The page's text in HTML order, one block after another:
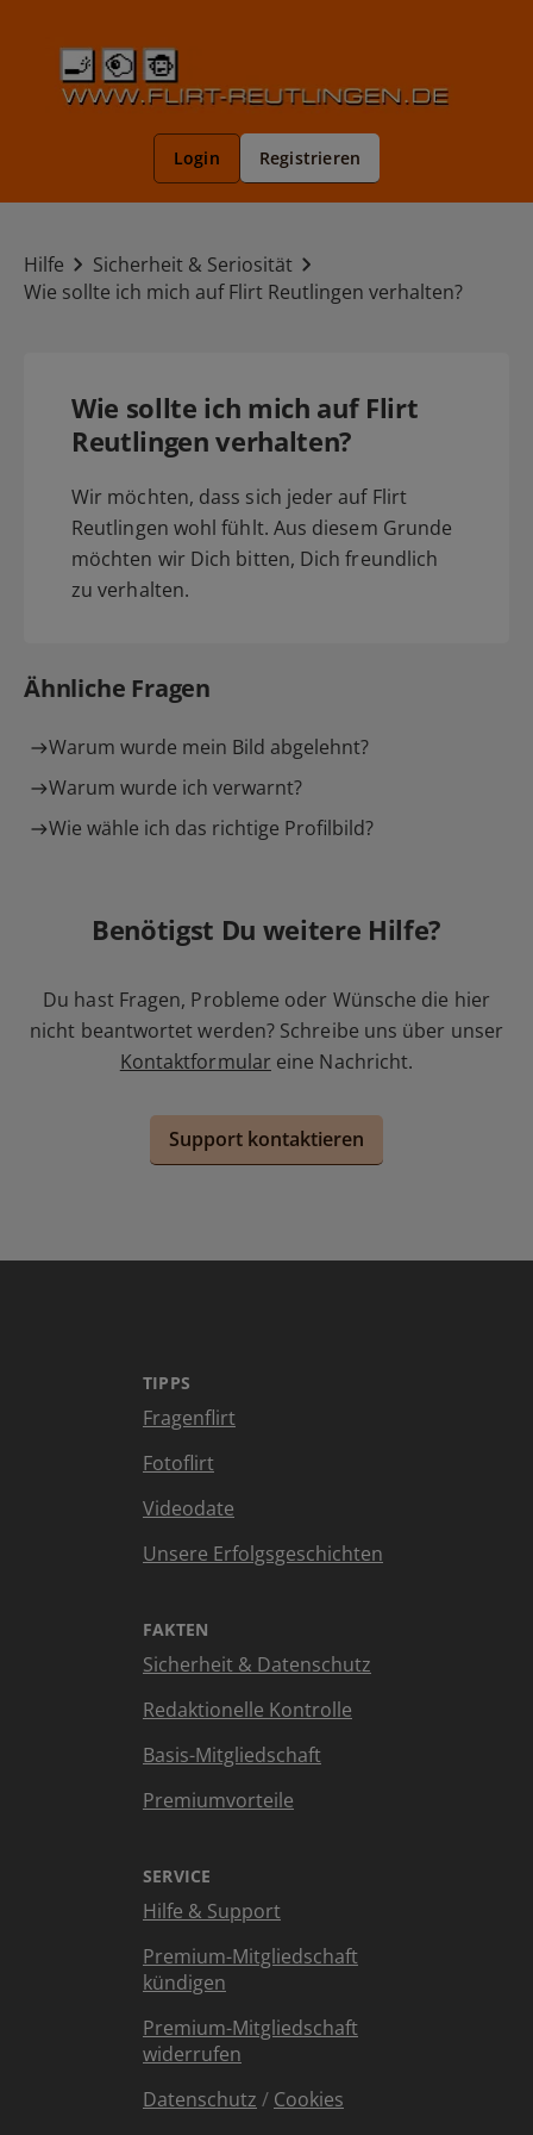
Login Registrieren
Hilfe
Sicherheit & Seriosität
Wie sollte ich mich auf Flirt Reutlingen verhalten?
Wie sollte ich mich auf Flirt
Reutlingen verhalten?
Wir möchten, dass sich jeder auf Flirt
Reutlingen wohl fühlt. Aus diesem Grunde
möchten wir Dich bitten, Dich freundlich
zu verhalten.
Ähnliche Fragen
Warum wurde mein Bild abgelehnt?
Warum wurde ich verwarnt?
Wie wähle ich das richtige Profilbild?
Benötigst Du weitere Hilfe?
Du hast Fragen, Probleme oder Wünsche die hier
nicht beantwortet werden? Schreibe uns über unser
Kontaktformular eine Nachricht.
Support kontaktieren
TIPPS
Fragenflirt
Fotoflirt
Videodate
Unsere Erfolgsgeschichten
FAKTEN
Sicherheit & Datenschutz
Redaktionelle Kontrolle
Basis-Mitgliedschaft
Premiumvorteile
SERVICE
Hilfe & Support
Premium-Mitgliedschaft
kündigen
Premium-Mitgliedschaft
widerrufen
Datenschutz / Cookies